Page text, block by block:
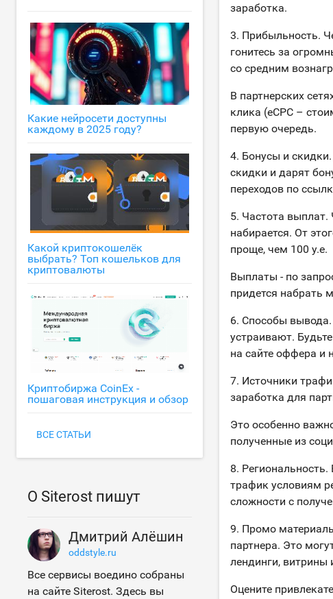
заработка.
3. Прибыльность.
гонитесь за
со средним
В партнерских
клика (eCPC –
первую очередь.
4. Бонусы и
скидки и дарят
переходов по
5. Частота
набирается. От
проще, чем 100 у.е.
Выплаты - по
придется набрать
6. Способы
устраивают.
на сайте оффера и
7. Источники
заработка для
Это особенно
полученные из
8.
трафик условиям
сложности с
9. Промо
партнера. Это
лендинги, витрины
Оцените
Какие нейросети доступны
каждому в 2025 году?
Какой криптокошелёк
выбрать? Топ кошельков для
криптовалюты
Криптобиржа CoinEx -
пошаговая инструкция и обзор
ВСЕ СТАТЬИ
О Siterost пишут
Дмитрий Алёшин
oddstyle.ru
Все сервисы воедино собраны
на сайте Siterost. Здесь вы